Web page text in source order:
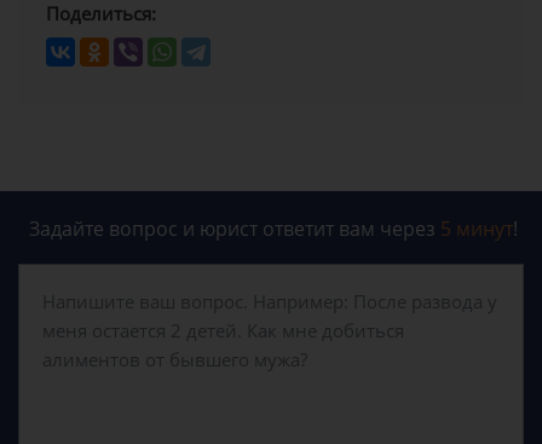
Поделиться:
Задайте вопрос и юрист ответит вам через 5 минут!